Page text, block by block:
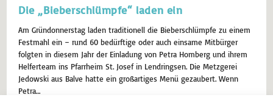
Die „Bieberschlümpfe“ laden ein
Am Gründonnerstag laden traditionell die Bieberschlümpfe zu einem
Festmahl ein – rund 60 bedürftige oder auch einsame Mitbürger
folgten in diesem Jahr der Einladung von Petra Homberg und ihrem
Helferteam ins Pfarrheim St. Josef in Lendringsen. Die Metzgerei
Jedowski aus Balve hatte ein großartiges Menü gezaubert. Wenn
Petra…